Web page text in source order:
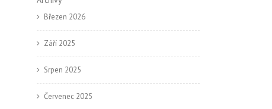
Březen 2026
Září 2025
Srpen 2025
Červenec 2025